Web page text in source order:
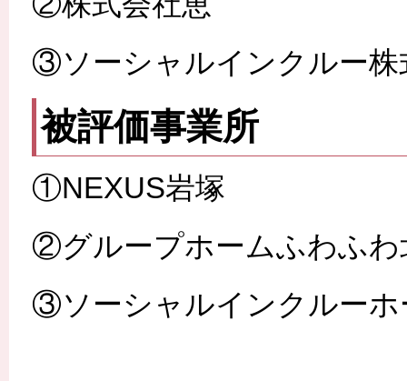
③ソーシャルインクルー株
被評価事業所
①NEXUS岩塚
②グループホームふわふわ
③ソーシャルインクルーホ